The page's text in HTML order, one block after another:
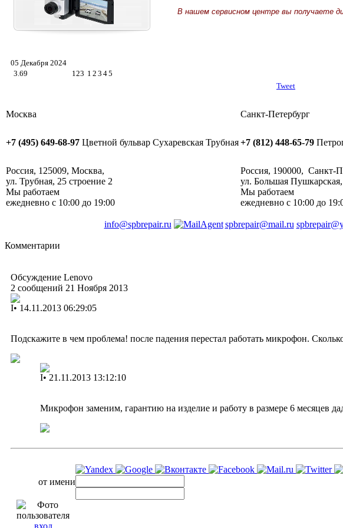
В нашем сервисном центре вы получаете
05 Декабря 2024
3.69
123 1 2 3 45
Tweet
Москва Санкт-Петербург
+7 (495) 649-68-97 Цветной бульвар Сухаревская Трубная+7 (812) 448-65-79
Россия, 125009, Москва, ‎
ул. Трубная, 25 строение 2
Мы работаем
ежедневно с 10:00 до 19:00
Россия, 190000, ‎ Санкт-
ул. Большая
Мы работаем
ежедневно с 10:00 до
info@spbrepair.ru spbrepair@mail.ru
Комментарии
Обсуждение Lenovo
2 сообщений 21 Ноября 2013
I• 14.11.2013 06:29:05
Подскажите в чем проблема! после падения перестал работать микрофон.
I• 21.11.2013 13:12:10
Микрофон заменим, гарантию на изделие и работу в размере 6 месяцев
от имени